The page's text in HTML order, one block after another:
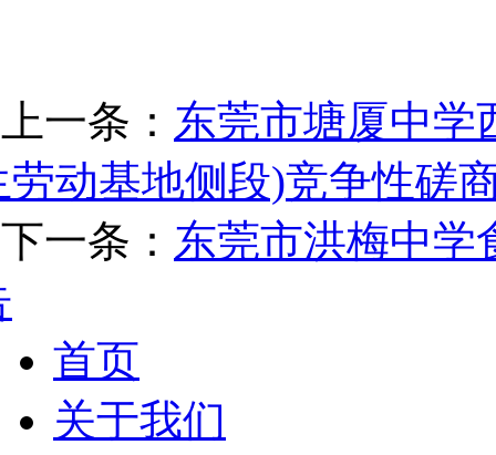
上一条： 东莞市塘厦中学
劳动基地侧段)竞争性磋
下一条： 东莞市洪梅中学
首页
关于我们